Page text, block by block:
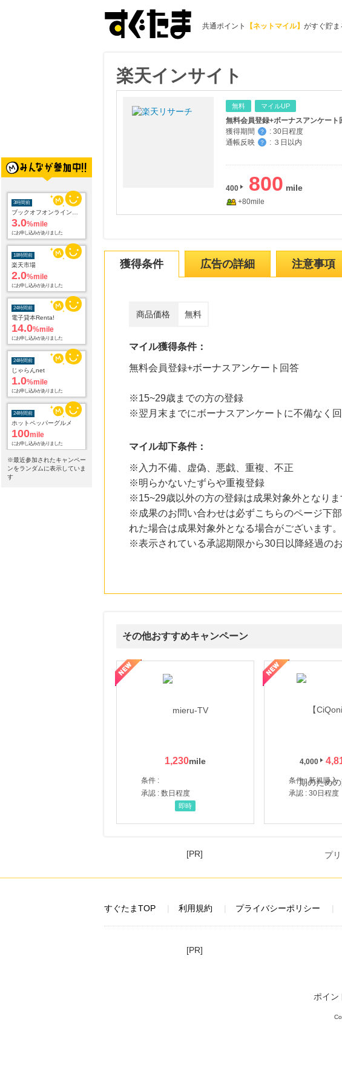
共通ポイント 【ネットマイル】 がすぐ貯ま
3時間前
3.0%mile
にお申し込みがありました
18時間前
楽天市場
2.0%mile
にお申し込みがありました
24時間前
電子貸本Renta!
14.0%mile
にお申し込みがありました
24時間前
じゃらんnet
1.0%mile
にお申し込みがありました
24時間前
ホットペッパーグルメ
100mile
にお申し込みがありました
24時間前
※最近参加されたキャンペー
ンをランダムに表示していま
す
楽天インサイト
無料 マイルUP
無料会員登録+ボーナスアンケート
獲得期間
？ : 30日程度
通帳反映
？ : ３日以内
400 800
+80mile
獲得条件 広告の詳細 注意事項
商品価格 無料
マイル獲得条件：
無料会員登録+ボーナスアンケート回答
※15~29歳までの方の登録
※翌月末までにボーナスアンケートに不備なく
マイル却下条件：
※入力不備、虚偽、悪戯、重複、不正
※明らかないたずらや重複登録
※15~29歳以外の方の登録は成果対象外となりま
※成果のお問い合わせは必ずこちらのページ下
れた場合は成果対象外となる場合がございます。
※表示されている承認期限から30日以降経過の
その他おすすめキャンペーン
1,230
条件 :
承認 : 数日程度
即時
4,000
条件 : 新規購入
承認 : 30日程度
【LOJEL公式サイト】スーツケース・バッグ
【ロデオドライブ】創業70年の信頼と高価買
[PR]
すぐたまTOP 利用規約 プライバシーポリシー
[PR]
ポイン